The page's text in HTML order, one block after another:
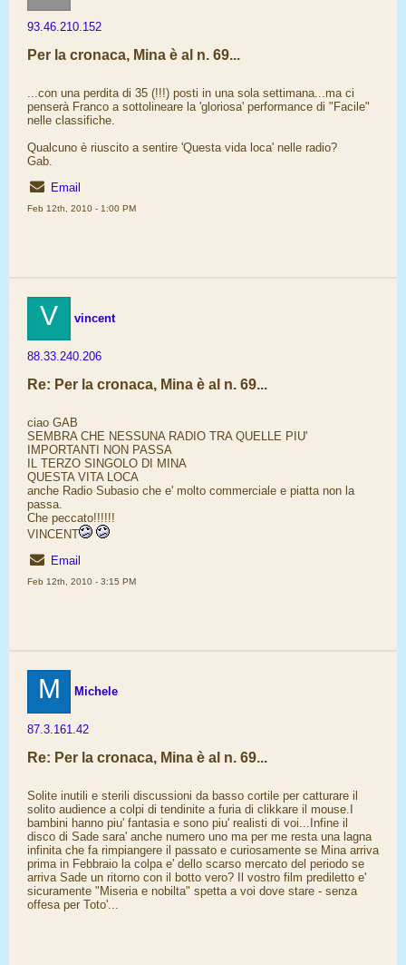
93.46.210.152
Per la cronaca, Mina è al n. 69...
...con una perdita di 35 (!!!) posti in una sola settimana...ma ci
penserà Franco a sottolineare la 'gloriosa' performance di "Facile"
nelle classifiche.
Qualcuno è riuscito a sentire 'Questa vida loca' nelle radio?
Gab.
Email
Feb 12th, 2010 - 1:00 PM
V vincent
88.33.240.206
Re: Per la cronaca, Mina è al n. 69...
ciao GAB
SEMBRA CHE NESSUNA RADIO TRA QUELLE PIU'
IMPORTANTI NON PASSA
IL TERZO SINGOLO DI MINA
QUESTA VITA LOCA
anche Radio Subasio che e' molto commerciale e piatta non la
passa.
Che peccato!!!!!!
VINCENT
Email
Feb 12th, 2010 - 3:15 PM
M Michele
87.3.161.42
Re: Per la cronaca, Mina è al n. 69...
Solite inutili e sterili discussioni da basso cortile per catturare il
solito audience a colpi di tendinite a furia di clikkare il mouse.I
bambini hanno piu' fantasia e sono piu' realisti di voi...Infine il
disco di Sade sara' anche numero uno ma per me resta una lagna
infinita che fa rimpiangere il passato e curiosamente se Mina arriva
prima in Febbraio la colpa e' dello scarso mercato del periodo se
arriva Sade un ritorno con il botto vero? Il vostro film prediletto e'
sicuramente "Miseria e nobilta" spetta a voi dove stare - senza
offesa per Toto'...